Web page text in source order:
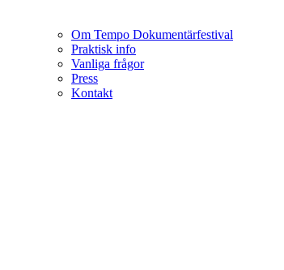
Om Tempo Dokumentärfestival
Praktisk info
Vanliga frågor
Press
Kontakt